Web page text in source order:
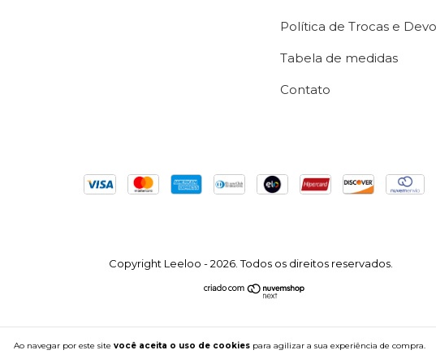
Ao navegar por este site você aceita o uso de cookies para agilizar a sua experiência de compra.
Política de Trocas e
Tabela de medidas
Contato
Copyright Leeloo - 2026. Todos os direitos reservados.